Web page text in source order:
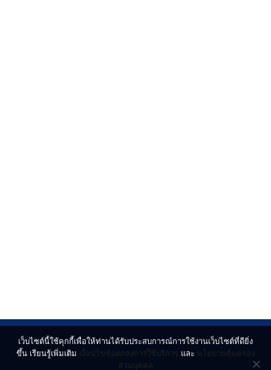
เว็บไซต์นี้ใช้คุกกี้เพื่อให้ท่านได้รับประสบการณ์การใช้งานเว็บไซต์ที่ดียิ่ง
ขึ้น เรียนรู้เพิ่มเติม เงื่อนไขข้อตกลงการใช้บริการ และ นโยบายคุ้มครอง
ส่วนบุคคล